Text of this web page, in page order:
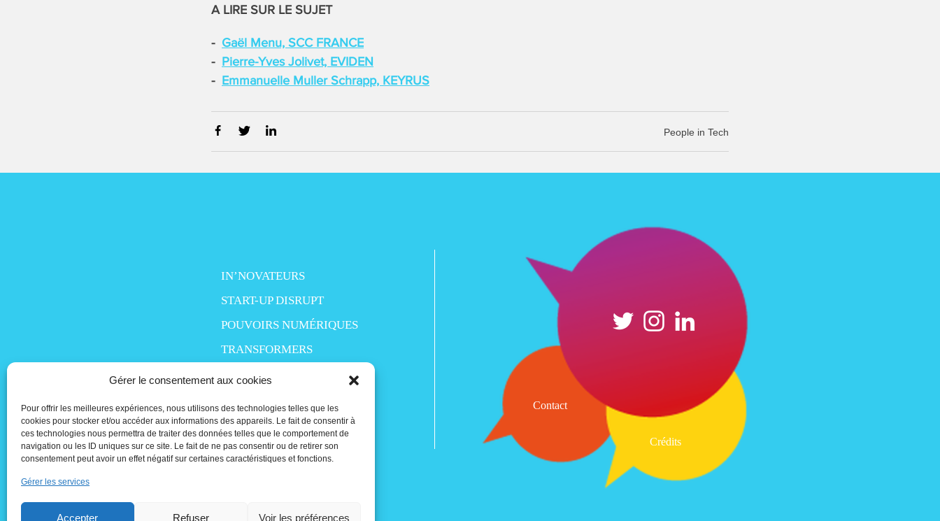
Gérer le consentement aux cookies
Pour offrir les meilleures expériences, nous utilisons des technologies telles que les
cookies pour stocker et/ou accéder aux informations des appareils. Le fait de consentir à
ces technologies nous permettra de traiter des données telles que le comportement de
navigation ou les ID uniques sur ce site. Le fait de ne pas consentir ou de retirer son
consentement peut avoir un effet négatif sur certaines caractéristiques et fonctions.
Gérer les services
Accepter Refuser Voir les préférences
A LIRE SUR LE SUJET
Gaël Menu, SCC FRANCE
Pierre-Yves Jolivet, EVIDEN
Emmanuelle Muller Schrapp, KEYRUS
People in Tech
IN’NOVATEURS
START-UP DISRUPT
POUVOIRS NUMÉRIQUES
TRANSFORMERS
SMART LIFE
PEOPLE IN TECH
Crédits
Contact